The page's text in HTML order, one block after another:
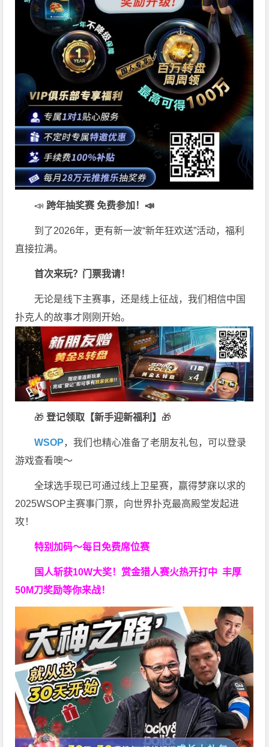
📣 跨年抽奖赛 免费参加 ！📣
到了2026年，更有新一波“新年狂欢送”活动，福利
直接拉满。
首次来玩？门票我请！
无论是线下主赛事，还是线上征战，我们相信中国
扑克人的故事才刚刚开始。
🎁 登记领取【新手迎新福利】 🎁
WSOP，我们也精心准备了老朋友礼包，可以登录
游戏查看噢～
全球选手现已可通过线上卫星赛，赢得梦寐以求的
2025WSOP主赛事门票，向世界扑克最高殿堂发起进
攻！
特别加码～每日免费席位赛
国人斩获10W大奖！ 赏金猎人赛火热开打中 丰厚
50M刀奖励等你来战！